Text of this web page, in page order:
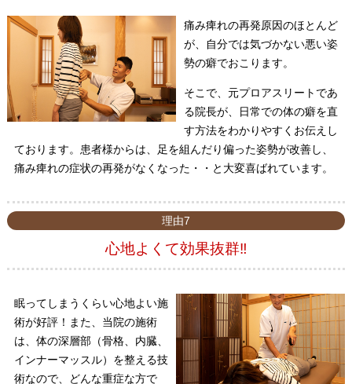
痛み痺れの再発原因のほとんど
が、自分では気づかない悪い姿
勢の癖でおこります。
そこで、元プロアスリートであ
る院長が、日常での体の癖を直
す方法をわかりやすくお伝えし
ております。患者様からは、足を組んだり偏った姿勢が改善し、
痛み痺れの症状の再発がなくなった・・と大変喜ばれています。
理由7
心地よくて効果抜群‼
眠ってしまうくらい心地よい施
術が好評！また、当院の施術
は、体の深層部（骨格、内臓、
インナーマッスル）を整える技
術なので、どんな重症な方で